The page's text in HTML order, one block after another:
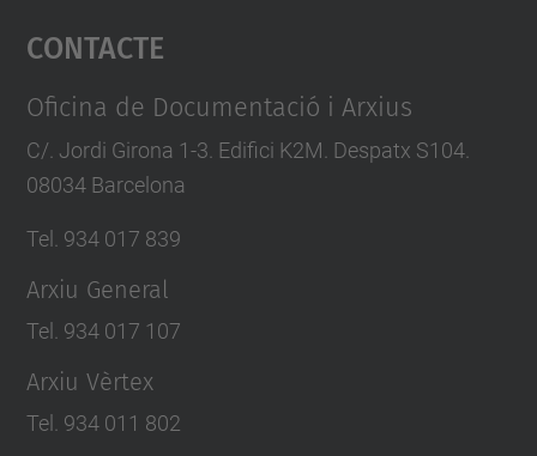
powered by
Contacte
Oficina de Documentació i Arxius
C/. Jordi Girona 1-3. Edifici K2M. Despatx S104.
08034 Barcelona
Tel. 934 017 839
Arxiu General
Tel. 934 017 107
Arxiu Vèrtex
Tel. 934 011 802